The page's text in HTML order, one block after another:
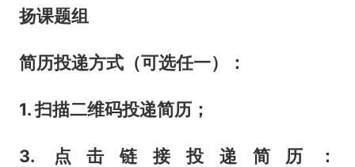
扬课题组
简历投递方式（可选任一）：
1. 扫描二维码投递简历；
3. 点击链接投递简历：